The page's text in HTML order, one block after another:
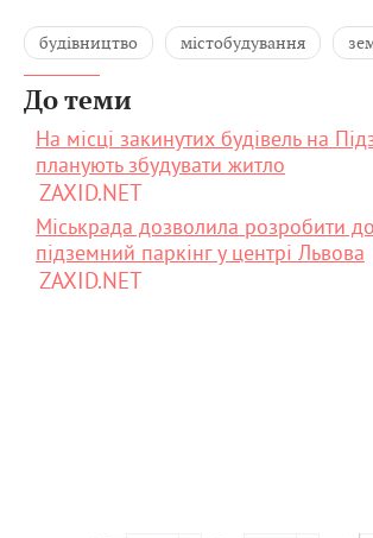
будівництво містобудування
До теми
На місці закинутих будівель на
планують збудувати житло
ZAXID.NET
Міськрада дозволила розробити
підземний паркінг у центрі Львова
ZAXID.NET